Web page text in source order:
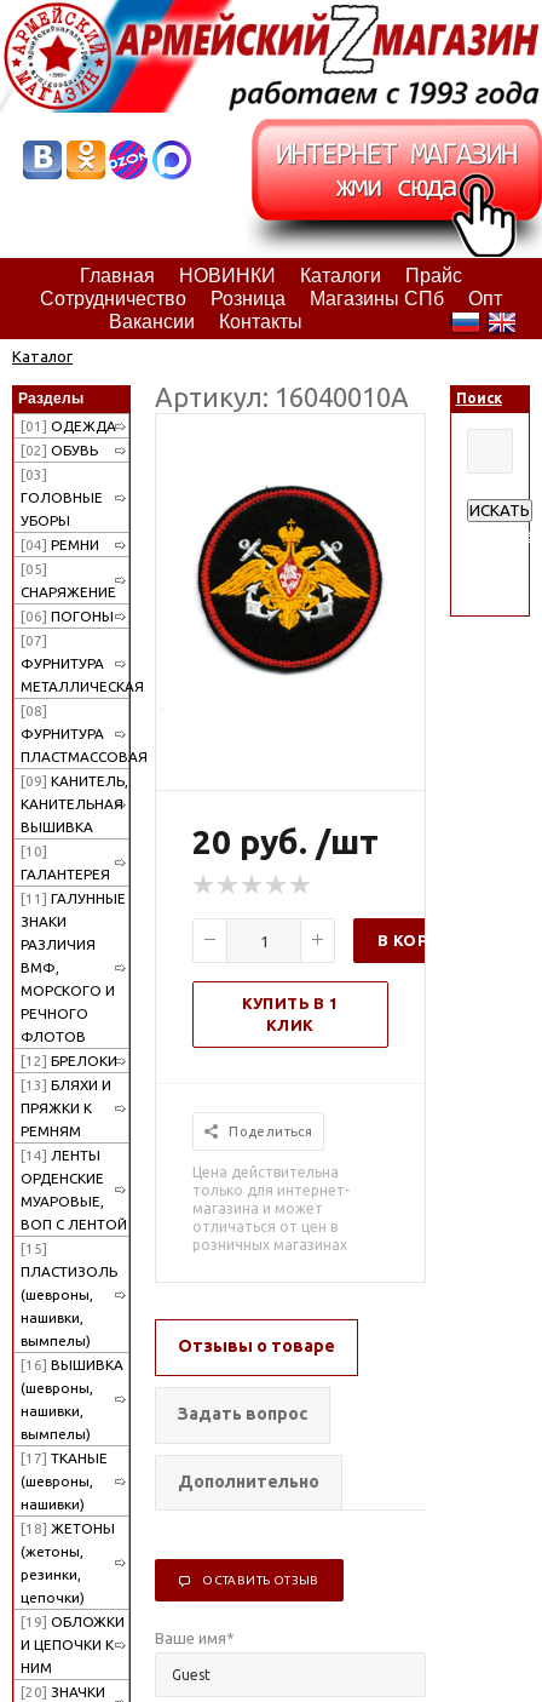
Главная НОВИНКИ Каталоги
Прайс
Сотрудничество
Розница Магазины СПб
Опт
Вакансии
Контакты
Каталог
Разделы
[01] ОДЕЖДА
[02] ОБУВЬ
[03]
ГОЛОВНЫЕ
УБОРЫ
[04] РЕМНИ
[05]
СНАРЯЖЕНИЕ
[06] ПОГОНЫ
[07]
ФУРНИТУРА
МЕТАЛЛИЧЕСКАЯ
[08]
ФУРНИТУРА
ПЛАСТМАССОВАЯ
[09] КАНИТЕЛЬ,
КАНИТЕЛЬНАЯ
ВЫШИВКА
[10]
ГАЛАНТЕРЕЯ
[11] ГАЛУННЫЕ
ЗНАКИ
РАЗЛИЧИЯ
ВМФ,
МОРСКОГО И
РЕЧНОГО
ФЛОТОВ
[12] БРЕЛОКИ
[13] БЛЯХИ И
ПРЯЖКИ К
РЕМНЯМ
[14] ЛЕНТЫ
ОРДЕНСКИЕ
МУАРОВЫЕ,
ВОП С ЛЕНТОЙ
[15]
ПЛАСТИЗОЛЬ
(шевроны,
нашивки,
вымпелы)
[16] ВЫШИВКА
(шевроны,
нашивки,
вымпелы)
[17] ТКАНЫЕ
(шевроны,
нашивки)
[18] ЖЕТОНЫ
(жетоны,
резинки,
цепочки)
[19] ОБЛОЖКИ
И ЦЕПОЧКИ К
НИМ
[20] ЗНАЧКИ
Артикул: 16040010А
20 руб. /шт
В КОРЗИНУ
КУПИТЬ В 1
КЛИК
Поделиться
Цена действительна
только для интернет-
магазина и может
отличаться от цен в
розничных магазинах
Отзывы о товаре
Задать вопрос
Дополнительно
ОСТАВИТЬ ОТЗЫВ
Ваше имя*
Поиск
ИСКАТЬ